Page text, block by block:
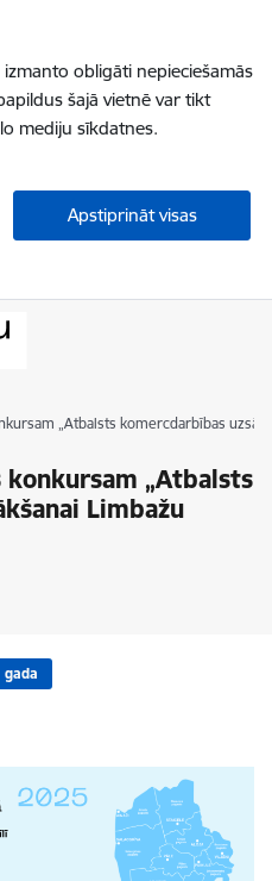
obligāti nepieciešamās
šajā vietnē var tikt
mediju sīkdatnes.
Apstiprināt visas
„Atbalsts komercdarbības
„Atbalsts
Limbažu